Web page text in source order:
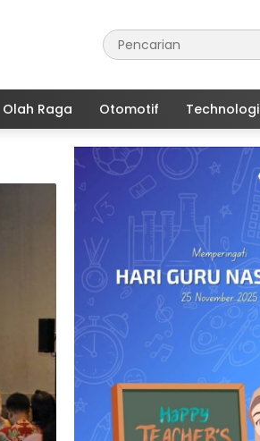
Olah Raga Otomotif Technologi